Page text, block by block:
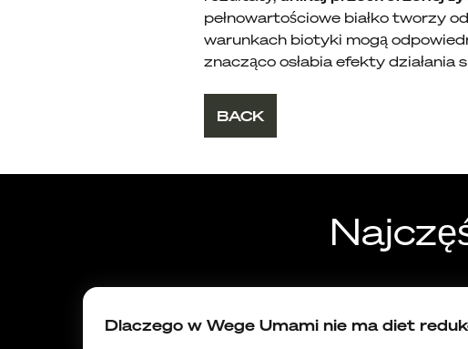
pełnowartościowe białko tworzy
warunkach biotyki mogą
znacząco osłabia efekty działania
BACK
Dlaczego w Wege Umami nie ma diet